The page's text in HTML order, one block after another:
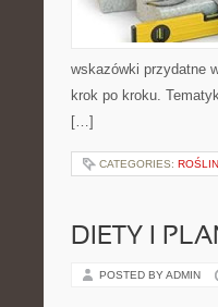
wskazówki przydatne
krok po kroku.
[…]
CATEGORIES:
DIETY I
POSTED BY ADMIN